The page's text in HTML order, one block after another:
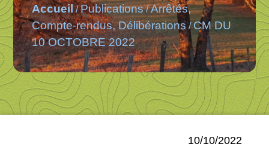
Accueil/Publications/Arrêtés,
Compte-rendus, Délibérations/ CM DU
10 OCTOBRE 2022
10/10/2022